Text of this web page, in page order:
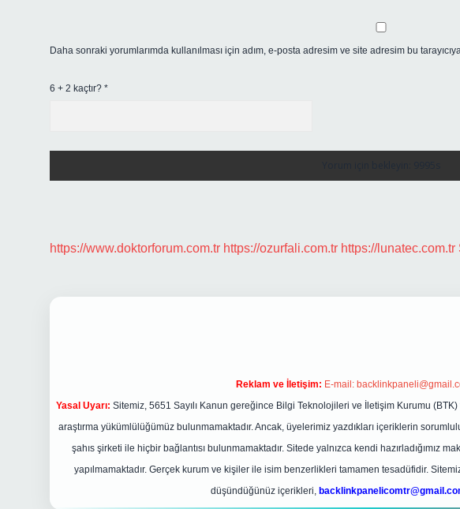
Daha sonraki yorumlarımda kullanılması için adım, e-posta adresim ve site adresim bu
6 + 2 kaçtır? *
https://www.doktorforum.com.tr https://ozurfali.com.tr https://lunatec.com.tr
Reklam ve İletişim: E-mail:
Yasal Uyarı: Sitemiz, 5651 Sayılı Kanun gereğince Bilgi Teknolojileri ve İletişim Kurumu
araştırma yükümlülüğümüz bulunmamaktadır. Ancak, üyelerimiz yazdıkları içeriklerin
şahıs şirketi ile hiçbir bağlantısı bulunmamaktadır. Sitede yalnızca kendi
yapılmamaktadır. Gerçek kurum ve kişiler ile isim benzerlikleri tamamen tesadüfidir.
düşündüğünüz içerikleri,